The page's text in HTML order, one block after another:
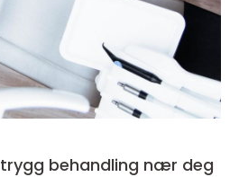
Tannlege osterøy trygg behandling nær deg